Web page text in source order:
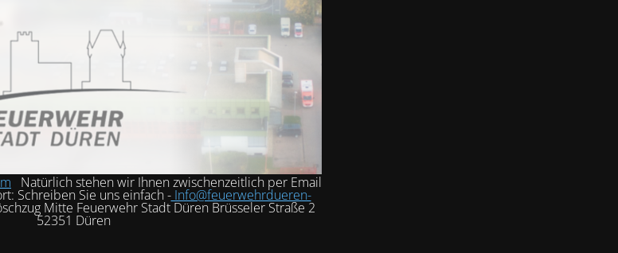
Natürlich stehen wir Ihnen zwischenzeitlich per Email
Schreiben Sie uns einfach -Info@feuerwehrdueren-
Mitte Feuerwehr Stadt Düren Brüsseler Straße 2
52351 Düren